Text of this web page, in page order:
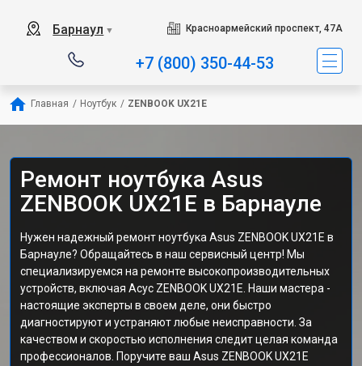
Барнаул ▼ Красноармейский проспект, 47А
+7 (800) 350-44-53
Главная / Ноутбук / ZENBOOK UX21E
Ремонт ноутбука Asus
ZENBOOK UX21E в Барнауле
Нужен надежный ремонт ноутбука Asus ZENBOOK UX21E в
Барнауле? Обращайтесь в наш сервисный центр! Мы
специализируемся на ремонте высокопроизводительных
устройств, включая Асус ZENBOOK UX21E. Наши мастера -
настоящие эксперты в своем деле, они быстро
диагностируют и устраняют любые неисправности. За
качеством и скоростью исполнения следит целая команда
профессионалов. Поручите ваш Asus ZENBOOK UX21E